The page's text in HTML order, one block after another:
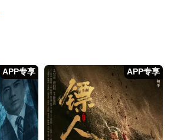
APP专享 APP专享